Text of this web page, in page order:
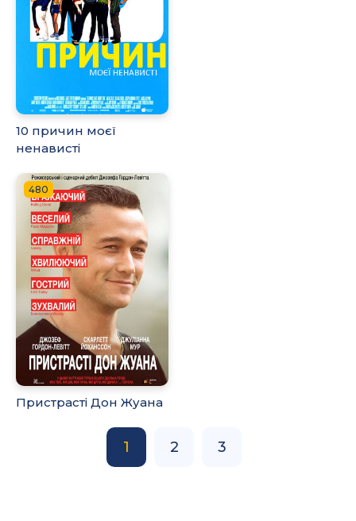
10 причин моєї
ненависті
480
Пристрасті Дон Жуана
1 2 3